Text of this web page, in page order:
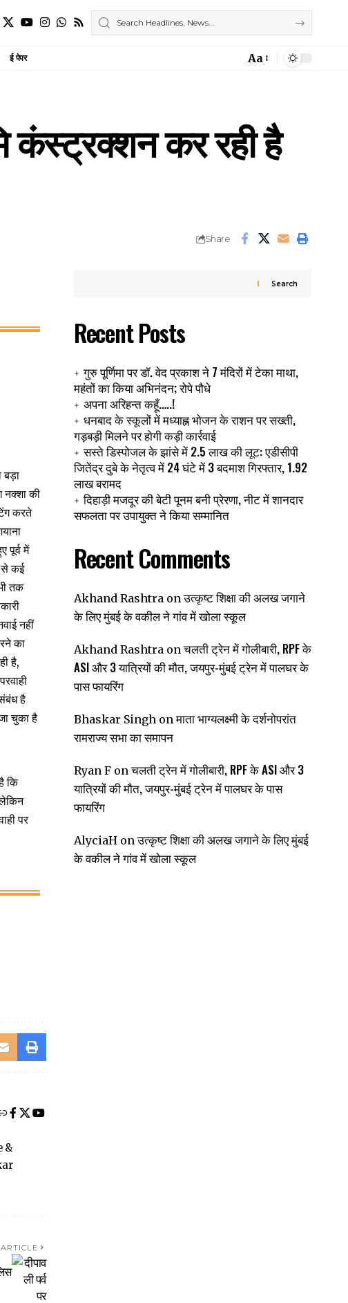
ई पेपर
Font
Aa
कंस्ट्रक्शन कर रही है
Share
नक्शा की
करते
पूर्व में
से कई
तक
नहीं
का
है,
है
चुका है
कि
पर
&
Search
Recent Posts
गुरु पूर्णिमा पर डॉ. वेद प्रकाश ने 7 मंदिरों में टेका माथा,
महंतों का किया अभिनंदन; रोपे पौधे
अपना अरिहन्त कहूँ…..!
धनबाद के स्कूलों में मध्याह्न भोजन के राशन पर सख्ती,
गड़बड़ी मिलने पर होगी कड़ी कार्रवाई
सस्ते डिस्पोजल के झांसे में 2.5 लाख की लूट: एडीसीपी
जितेंद्र दुबे के नेतृत्व में 24 घंटे में 3 बदमाश गिरफ्तार, 1.92
लाख बरामद
दिहाड़ी मजदूर की बेटी पूनम बनी प्रेरणा, नीट में शानदार
सफलता पर उपायुक्त ने किया सम्मानित
Recent Comments
Akhand Rashtraonउत्कृष्ट शिक्षा की अलख जगाने
के लिए मुंबई के वकील ने गांव में खोला स्कूल
Akhand Rashtraonचलती ट्रेन में गोलीबारी, RPF के
ASI और 3 यात्रियों की मौत, जयपुर-मुंबई ट्रेन में पालघर के
पास फायरिंग
Bhaskar Singhonमाता भाग्यलक्ष्मी के दर्शनोपरांत
रामराज्य सभा का समापन
Ryan Fonचलती ट्रेन में गोलीबारी, RPF के ASI और 3
यात्रियों की मौत, जयपुर-मुंबई ट्रेन में पालघर के पास
फायरिंग
AlyciaHonउत्कृष्ट शिक्षा की अलख जगाने के लिए मुंबई
के वकील ने गांव में खोला स्कूल